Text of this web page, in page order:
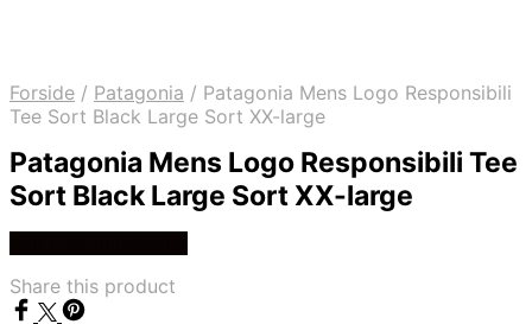
Forside / Patagonia / Patagonia Mens Logo Responsibili
Tee Sort Black Large Sort XX-large
Patagonia Mens Logo Responsibili Tee
Sort Black Large Sort XX-large
Share this product